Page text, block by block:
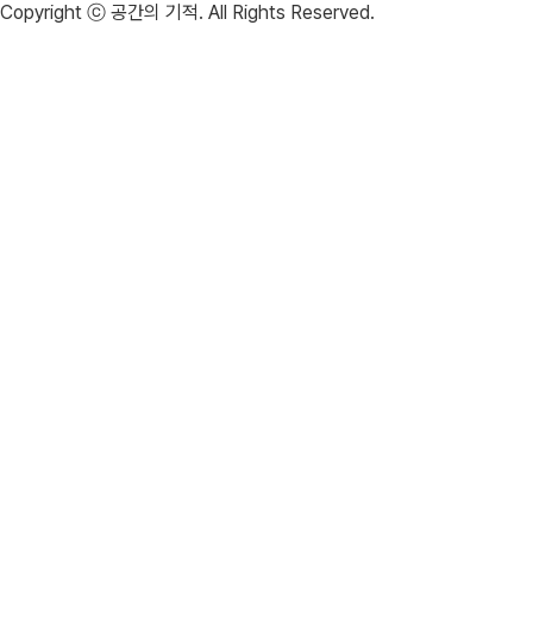
Copyright ⓒ 공간의 기적. All Rights Reserved.